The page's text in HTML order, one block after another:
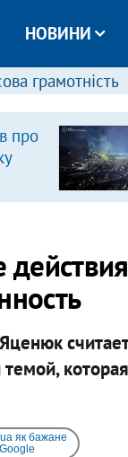
НОВИНИ
грамотність
про
як бажане